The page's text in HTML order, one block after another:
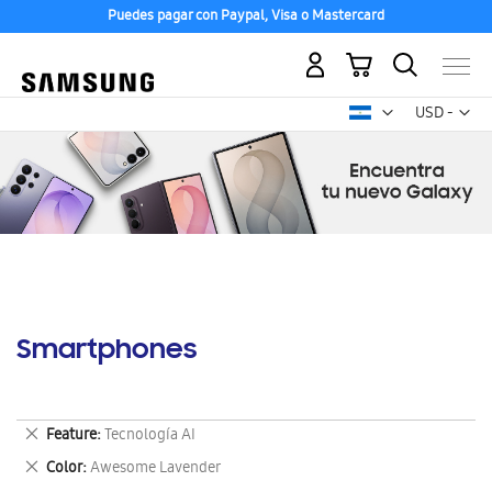
Puedes pagar con Paypal, Visa o Mastercard
USD -
dólar
Mi carrito
Smartphones
Feature Tecnología AI
Eliminar
este
artículo
Color Awesome Lavender
Eliminar